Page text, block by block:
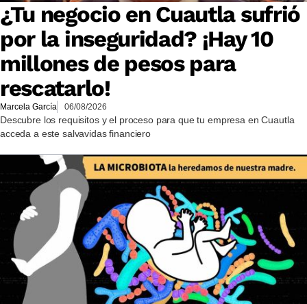
¿Tu negocio en Cuautla sufrió
por la inseguridad? ¡Hay 10
millones de pesos para
rescatarlo!
Marcela García 06/08/2026
Descubre los requisitos y el proceso para que tu empresa en Cuautla
acceda a este salvavidas financiero